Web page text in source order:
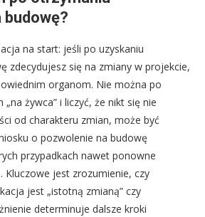
budowę?
na start: jeśli po uzyskaniu
zdecydujesz się na zmiany w projekcie,
organom. Nie można po
żywca” i liczyć, że nikt się nie
od charakteru zmian, może być
o pozwolenie na budowę
przypadkach nawet ponowne
Kluczowe jest zrozumienie, czy
jest „istotną zmianą” czy
determinuje dalsze kroki